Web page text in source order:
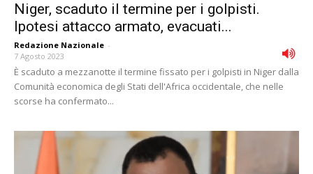
Niger, scaduto il termine per i golpisti.
Ipotesi attacco armato, evacuati...
Redazione Nazionale -
7 Agosto 2023
È scaduto a mezzanotte il termine fissato per i golpisti in Niger dalla
Comunità economica degli Stati dell'Africa occidentale, che nelle
scorse ha confermato...